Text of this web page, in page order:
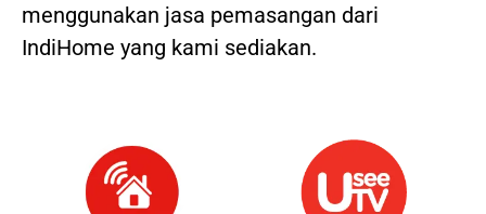
menggunakan jasa pemasangan dari
IndiHome yang kami sediakan.